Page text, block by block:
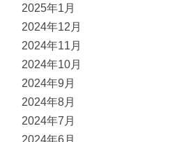
2025年1月
2024年12月
2024年11月
2024年10月
2024年9月
2024年8月
2024年7月
2024年6月